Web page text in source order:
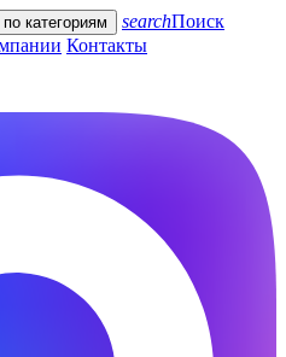
по категориям searchПоиск
Контакты